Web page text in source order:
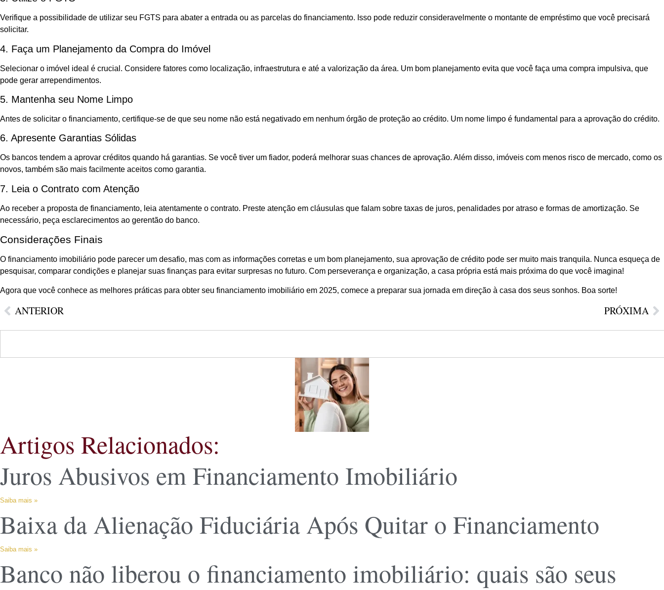
Verifique a possibilidade de utilizar seu FGTS para abater a entrada ou as parcelas do financiamento. Isso pode reduzir consideravelmente o montante de empréstimo que você precisará
solicitar.
4. Faça um Planejamento da Compra do Imóvel
Selecionar o imóvel ideal é crucial. Considere fatores como localização, infraestrutura e até a valorização da área. Um bom planejamento evita que você faça uma compra impulsiva, que
pode gerar arrependimentos.
5. Mantenha seu Nome Limpo
Antes de solicitar o financiamento, certifique-se de que seu nome não está negativado em nenhum órgão de proteção ao crédito. Um nome limpo é fundamental para a aprovação do crédito.
6. Apresente Garantias Sólidas
Os bancos tendem a aprovar créditos quando há garantias. Se você tiver um fiador, poderá melhorar suas chances de aprovação. Além disso, imóveis com menos risco de mercado, como os
novos, também são mais facilmente aceitos como garantia.
7. Leia o Contrato com Atenção
Ao receber a proposta de financiamento, leia atentamente o contrato. Preste atenção em cláusulas que falam sobre taxas de juros, penalidades por atraso e formas de amortização. Se
necessário, peça esclarecimentos ao gerentão do banco.
Considerações Finais
O financiamento imobiliário pode parecer um desafio, mas com as informações corretas e um bom planejamento, sua aprovação de crédito pode ser muito mais tranquila. Nunca esqueça de
pesquisar, comparar condições e planejar suas finanças para evitar surpresas no futuro. Com perseverança e organização, a casa própria está mais próxima do que você imagina!
Agora que você conhece as melhores práticas para obter seu financiamento imobiliário em 2025, comece a preparar sua jornada em direção à casa dos seus sonhos. Boa sorte!
ANTERIOR PRÓXIMA
Artigos Relacionados:
Juros Abusivos em Financiamento Imobiliário
Saiba mais »
Baixa da Alienação Fiduciária Após Quitar o Financiamento
Saiba mais »
Banco não liberou o financiamento imobiliário: quais são seus